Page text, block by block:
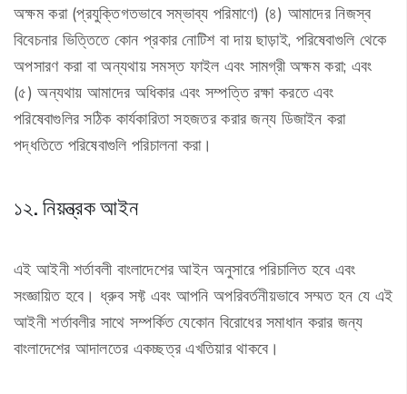
অক্ষম করা (প্রযুক্তিগতভাবে সম্ভাব্য পরিমাণে) (৪) আমাদের নিজস্ব
বিবেচনার ভিত্তিতে কোন প্রকার নোটিশ বা দায় ছাড়াই, পরিষেবাগুলি থেকে
অপসারণ করা বা অন্যথায় সমস্ত ফাইল এবং সামগ্রী অক্ষম করা; এবং
(৫) অন্যথায় আমাদের অধিকার এবং সম্পত্তি রক্ষা করতে এবং
পরিষেবাগুলির সঠিক কার্যকারিতা সহজতর করার জন্য ডিজাইন করা
পদ্ধতিতে পরিষেবাগুলি পরিচালনা করা।
১২. নিয়ন্ত্রক আইন
এই আইনী শর্তাবলী বাংলাদেশের আইন অনুসারে পরিচালিত হবে এবং
সংজ্ঞায়িত হবে। ধ্রুব সফ্ট এবং আপনি অপরিবর্তনীয়ভাবে সম্মত হন যে এই
আইনী শর্তাবলীর সাথে সম্পর্কিত যেকোন বিরোধের সমাধান করার জন্য
বাংলাদেশের আদালতের একচ্ছত্র এখতিয়ার থাকবে।